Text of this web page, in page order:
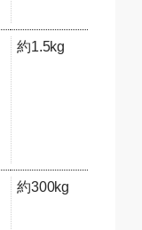
約1.5kg
約300kg